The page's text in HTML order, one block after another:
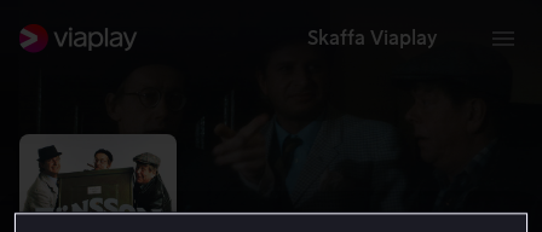
Skaffa Viaplay